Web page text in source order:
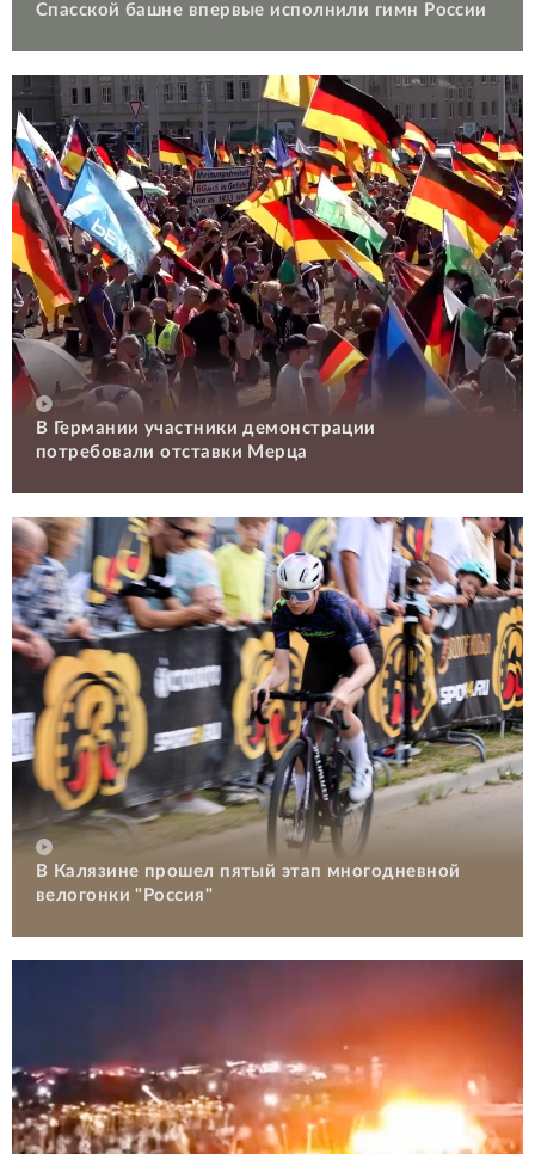
Спасской башне впервые исполнили гимн России
В Германии участники демонстрации
потребовали отставки Мерца
В Калязине прошел пятый этап многодневной
велогонки "Россия"